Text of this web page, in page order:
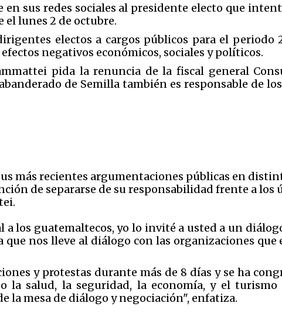
sus redes sociales al presidente electo que
el lunes 2 de octubre.
electos a cargos públicos para el periodo
negativos económicos, sociales y políticos.
pida la renuncia de la fiscal general
de Semilla también es responsable de
más recientes argumentaciones públicas en
de separarse de su responsabilidad frente a
a los guatemaltecos, yo lo invité a usted a un
nos lleve al diálogo con las organizaciones que
y protestas durante más de 8 días y se ha
la salud, la seguridad, la economía, y el
la mesa de diálogo y negociación", enfatiza.